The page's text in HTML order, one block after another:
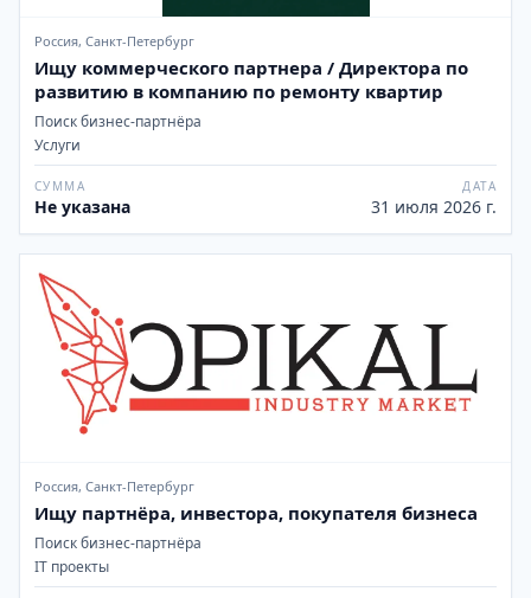
Россия, Санкт-Петербург
Ищу коммерческого партнера / Директора по
развитию в компанию по ремонту квартир
Поиск бизнес-партнёра
Услуги
СУММА
Не указана
ДАТА
31 июля 2026 г.
Россия, Санкт-Петербург
Ищу партнёра, инвестора, покупателя бизнеса
Поиск бизнес-партнёра
IT проекты